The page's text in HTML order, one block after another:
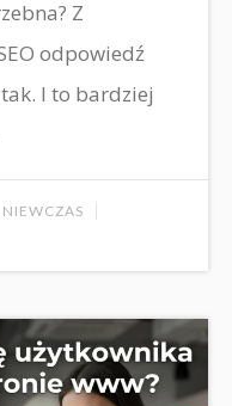
Z
odpowiedź
I to bardziej